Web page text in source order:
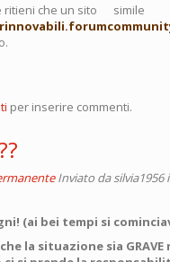
ritieni che un sito simile
per inserire commenti.
Inviato da silvia1956
(ai bei tempi si
la situazione sia GRAVE